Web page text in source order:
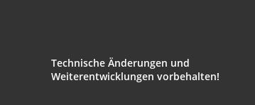
Technische Änderungen und
Weiterentwicklungen vorbehalten!